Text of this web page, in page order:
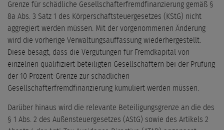
Grenze für schädliche Gesellschafterfremdfinanzierung gemäß §
8a Abs. 3 Satz 1 des Körperschaftsteuergesetzes (KStG) nicht
aggregiert werden müssen. Mit der vorgenommenen Änderung
wird die vorherige Verwaltungsauffassung wiederhergestellt.
Diese besagt, dass die Vergütungen für Fremdkapital von
einzelnen qualifiziert beteiligten Gesellschaftern bei der Prüfung
der 10 Prozent-Grenze zur schädlichen
Gesellschafterfremdfinanzierung kumuliert werden müssen.
Darüber hinaus wird die relevante Beteiligungsgrenze an die des
§ 1 Abs. 2 des Außensteuergesetzes (AStG) sowie des Artikels 2